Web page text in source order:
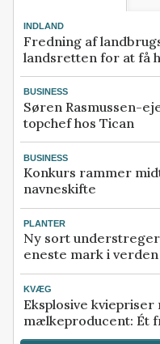
INDLAND
Fredning af
landsretten for at få
BUSINESS
Søren Rasmussen-
topchef hos Tican
BUSINESS
Konkurs rammer
navneskifte
PLANTER
Ny sort
eneste mark i verden
KVÆG
Eksplosive
mælkeproducent: Ét